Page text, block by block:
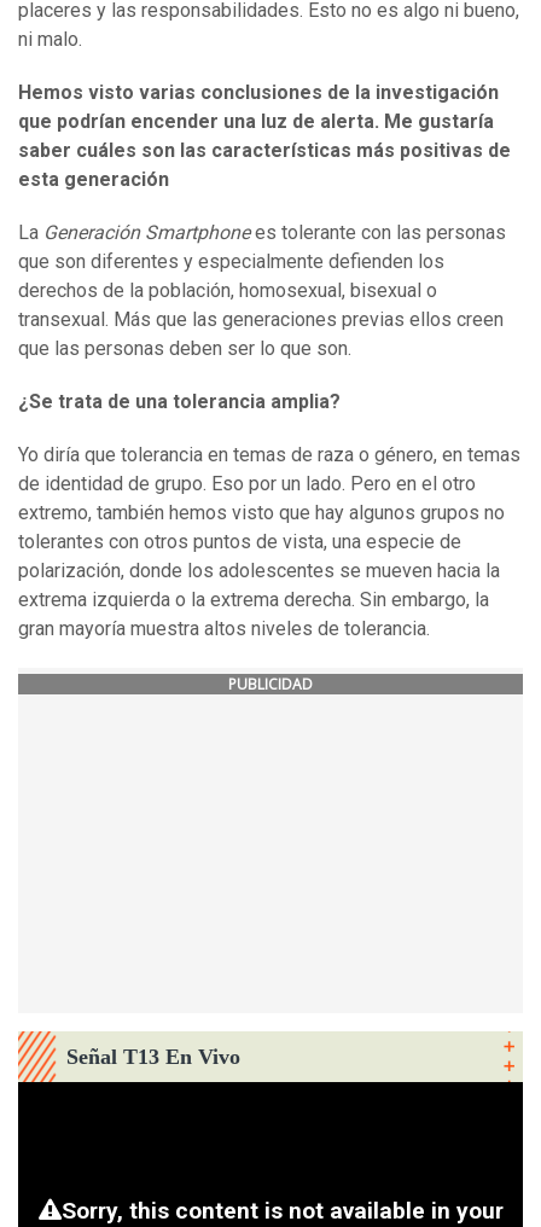
placeres y las responsabilidades. Esto no es algo ni bueno,
ni malo.
Hemos visto varias conclusiones de la investigación
que podrían encender una luz de alerta. M e gustaría
saber cuáles son las características más positivas de
esta generación
La Generación Smartphonees tolerante con las personas
que son diferentes y especialmente defienden los
derechos de la población, homosexual, bisexual o
transexual. Más que las generaciones previas ellos creen
que las personas deben ser lo que son.
¿Se trata de una tolerancia amplia?
Yo diría que tolerancia en temas de raza o género, en temas
de identidad de grupo. Eso por un lado. Pero en el otro
extremo, también hemos visto que hay algunos grupos no
tolerantes con otros puntos de vista, una especie de
polarización, donde los adolescentes se mueven hacia la
extrema izquierda o la extrema derecha. Sin embargo, la
gran mayoría muestra altos niveles de tolerancia.
PUBLICIDAD
Señal T13 En Vivo